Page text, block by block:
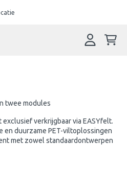
twee modules
verkrijgbaar via EASYfelt.
en duurzame PET-viltoplossingen
met zowel standaardontwerpen